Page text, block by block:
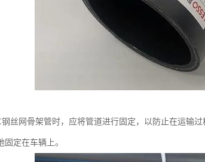
钢丝网骨架管时，应将管道进行固定，以防止在运输
固定在车辆上。